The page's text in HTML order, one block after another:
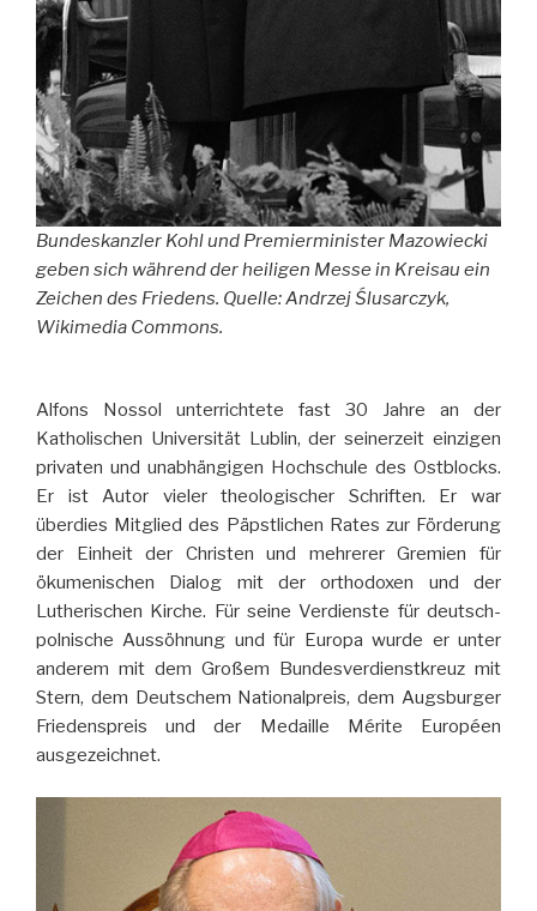
Bundeskanzler Kohl und Premierminister Mazowiecki
geben sich während der heiligen Messe in Kreisau ein
Zeichen des Friedens. Quelle: Andrzej Ślusarczyk,
Wikimedia Commons.
Alfons Nossol unterrichtete fast 30 Jahre an der
Katholischen Universität Lublin, der seinerzeit einzigen
privaten und unabhängigen Hochschule des Ostblocks.
Er ist Autor vieler theologischer Schriften. Er war
überdies Mitglied des Päpstlichen Rates zur Förderung
der Einheit der Christen und mehrerer Gremien für
ökumenischen Dialog mit der orthodoxen und der
Lutherischen Kirche. Für seine Verdienste für deutsch-
polnische Aussöhnung und für Europa wurde er unter
anderem mit dem Großem Bundesverdienstkreuz mit
Stern, dem Deutschem Nationalpreis, dem Augsburger
Friedenspreis und der Medaille Mérite Européen
ausgezeichnet.